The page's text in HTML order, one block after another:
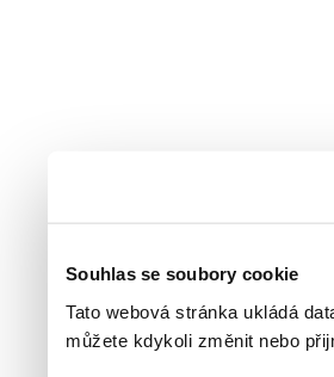
Souhlas se soubory cookie
Tato webová stránka ukládá
můžete kdykoli změnit nebo